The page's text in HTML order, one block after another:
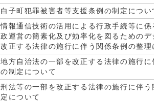
白子町犯罪被害者等支援条例の制定について
情報通信技術の活用による行政手続等に係
政運営の簡素化及び効率化を図るためのデ
改正する法律の施行に伴う関係条例の整理
地方自治法の一部を改正する法律の施行に
の制定について
刑法等の一部を改正する法律の施行に伴う
定について